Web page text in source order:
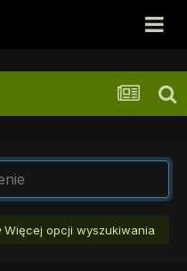
Więcej opcji wyszukiwania